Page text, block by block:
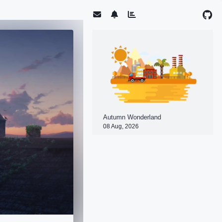
Autumn Wonderland
08 Aug, 2026